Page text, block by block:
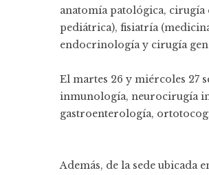
anatomía patológica,
pediátrica), fisiatría
endocrinología y cirugía
El martes 26 y miércoles 27
inmunología, neurocirugía
gastroenterología,
Además, de la sede ubicada